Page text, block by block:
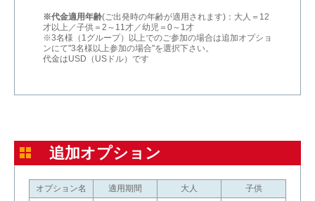
※代金適用年齢(ご出発時の年齢が適用されます)：大人＝12
才以上／子供＝2～11才／幼児＝0～1才
※3名様（1グループ）以上でのご参加の場合は追加オプショ
ンにて"3名様以上参加の場合"を選択下さい。
代金はUSD（USドル）です
追加オプション
オプション名 適用期間 大人
子供